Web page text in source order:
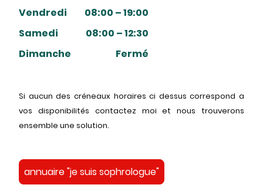
Vendredi
08:00 – 19:00
Samedi
08:00 – 12:30
Dimanche
Fermé
Si aucun des créneaux horaires ci dessus correspond a
vos disponibilités contactez moi et nous trouverons
ensemble une solution.
annuaire "je suis sophrologue"